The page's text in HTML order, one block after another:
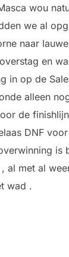
wou
we al
naar
en
in op de
alleen
de
DNF
al met al
wad .